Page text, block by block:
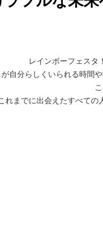
レインボーフェスタ
自分らしくいられる時間
れまでに出会えたすべての